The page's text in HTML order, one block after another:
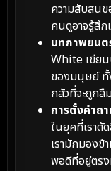
ความสับสน
คนดูอาจรู้สึก
บทภาพยนต
White เขีย
ของมนุษย์ ทั้
กลัวที่จะถูกลื
การตั้งคำถ
ในยุคที่เราตั
เรามักมองข้
พอดีที่อยู่ตรง